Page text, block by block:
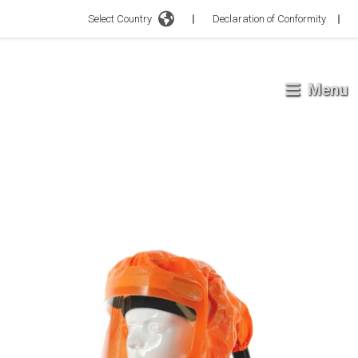
Select Country Declaration of Conformity
Menu